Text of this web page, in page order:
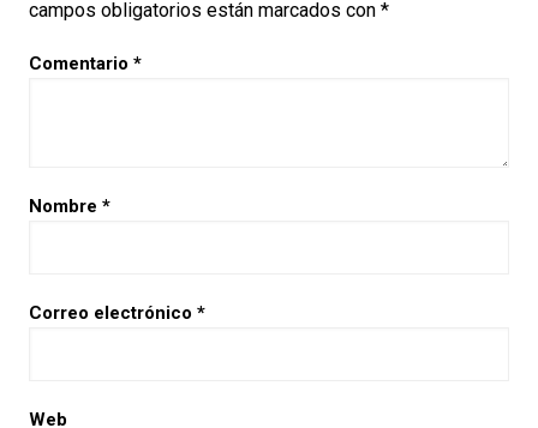
campos obligatorios están marcados con *
Comentario *
Nombre *
Correo electrónico *
Web